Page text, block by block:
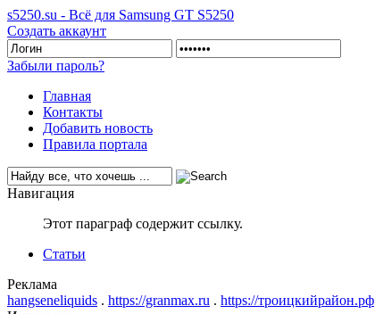
s5250.su - Всё для Samsung GT S5250
Создать аккаунт
Забыли пароль?
Главная
Контакты
Добавить новость
Правила портала
Навигация
Этот параграф содержит ссылку.
Статьи
Реклама
hangseneliquids . https://granmax.ru . https://троицкийрайон.рф